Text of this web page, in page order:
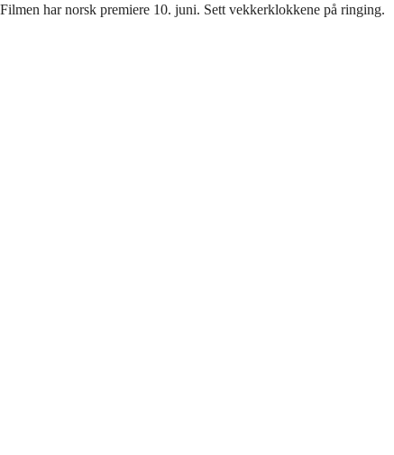
Filmen har norsk premiere 10. juni. Sett vekkerklokkene på ringing.